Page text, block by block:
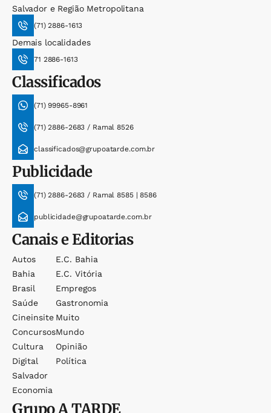
Salvador e Região Metropolitana
(71) 2886-1613
Demais localidades
71 2886-1613
Classificados
(71) 99965-8961
(71) 2886-2683 / Ramal 8526
classificados@grupoatarde.com.br
Publicidade
(71) 2886-2683 / Ramal 8585 | 8586
publicidade@grupoatarde.com.br
Canais e Editorias
Autos
Bahia
Brasil
Saúde
Cineinsite
Concursos
Cultura
Digital
Salvador
Economia
E.c. Bahia
E.c. Vitória
Empregos
Gastronomia
Muito
Mundo
Opinião
Política
GrupoA TARDE